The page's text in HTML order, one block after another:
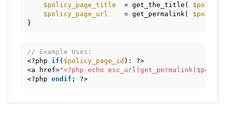
$policy_page_title
= get_the_title(
$policy_page_url
= get_permalink(
}
// Example Uses:
<?php if ( $policy_page_id ): ?>
<a href="<?php echo
<?php endif ; ?>